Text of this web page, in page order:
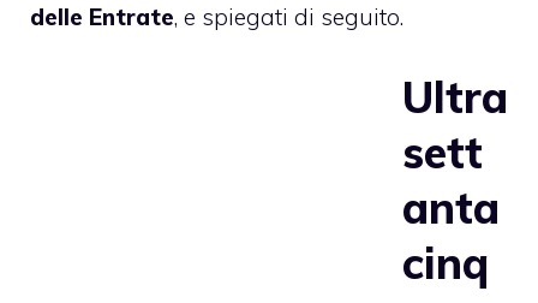
delle Entrate, e spiegati di seguito.
Ultra
sett
anta
cinq